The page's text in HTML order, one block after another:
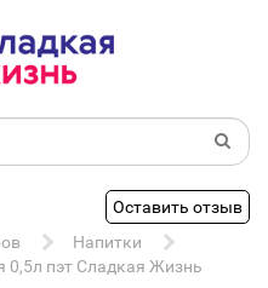
Оставить отзыв
Напитки
0,5л пэт Сладкая Жизнь